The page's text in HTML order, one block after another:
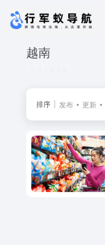
越南
排序 发布 更新